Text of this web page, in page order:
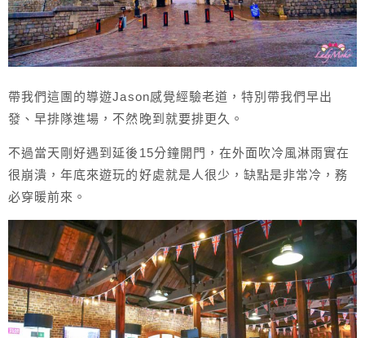
帶我們這團的導遊Jason感覺經驗老道，特別帶我們早出
發、早排隊進場，不然晚到就要排更久。
不過當天剛好遇到延後15分鐘開門，在外面吹冷風淋雨實在
很崩潰，年底來遊玩的好處就是人很少，缺點是非常冷，務
必穿暖前來。